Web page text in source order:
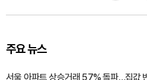
주요 뉴스
서울 아파트 상승거래 57% 돌파…집값